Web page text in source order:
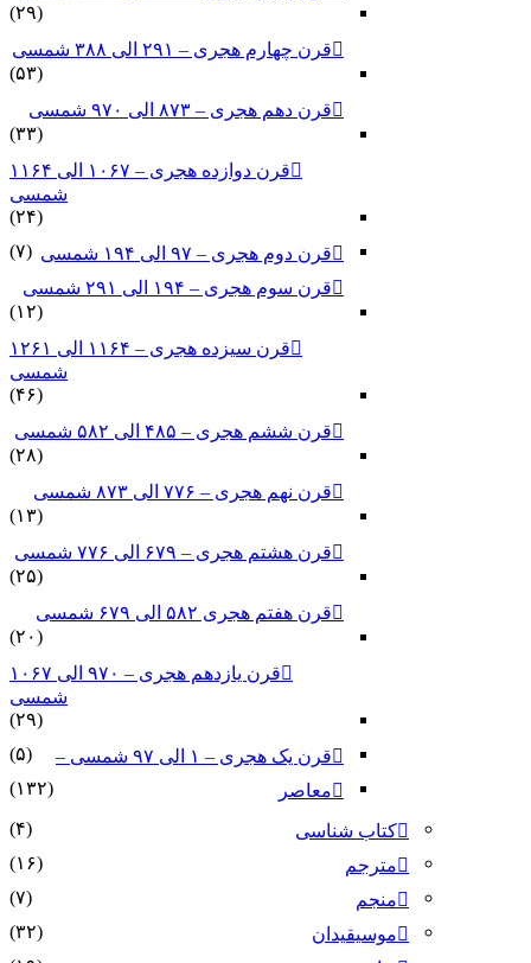
(۲۹)
قرن چهارم هجری – ۲۹۱ الی ۳۸۸ شمسی
(۵۳)
قرن دهم هجری – ۸۷۳ الی ۹۷۰ شمسی
(۳۳)
قرن دوازده هجری – ۱۰۶۷ الی ۱۱۶۴
شمسی
(۲۴)
قرن دوم هجری – ۹۷ الی ۱۹۴ شمسی
(۷)
قرن سوم هجری – ۱۹۴ الی ۲۹۱ شمسی
(۱۲)
قرن سیزده هجری – ۱۱۶۴ الی ۱۲۶۱
شمسی
(۴۶)
قرن ششم هجری – ۴۸۵ الی ۵۸۲ شمسی
(۲۸)
قرن نهم هجری – ۷۷۶ الی ۸۷۳ شمسی
(۱۳)
قرن هشتم هجری – ۶۷۹ الی ۷۷۶ شمسی
(۲۵)
قرن هفتم هجری ۵۸۲ الی ۶۷۹ شمسی
(۲۰)
قرن یازدهم هجری – ۹۷۰ الی ۱۰۶۷
شمسی
(۲۹)
قرن یک هجری – ۱ الی ۹۷ شمسی –
(۵)
معاصر
(۱۳۲)
کتاب شناسی
(۴)
مترجم
(۱۶)
منجم
(۷)
موسیقیدان
(۳۲)